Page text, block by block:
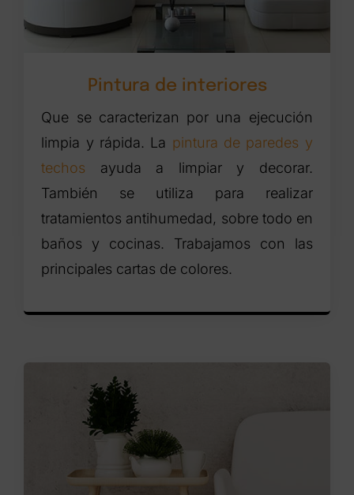
Pintura de interiores
Que se caracterizan por una ejecución
limpia y rápida. La pintura de paredes y
techos ayuda a limpiar y decorar.
También se utiliza para realizar
tratamientos antihumedad, sobre todo en
baños y cocinas. Trabajamos con las
principales cartas de colores.